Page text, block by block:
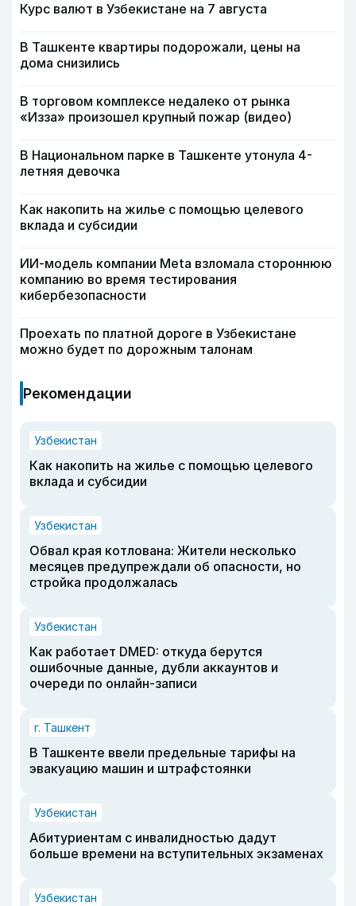
Курс валют в Узбекистане на 7 августа
В Ташкенте квартиры подорожали, цены на
дома снизились
В торговом комплексе недалеко от рынка
«Изза» произошел крупный пожар (видео)
В Национальном парке в Ташкенте утонула 4-
летняя девочка
Как накопить на жилье с помощью целевого
вклада и субсидии
ИИ-модель компании Meta взломала стороннюю
компанию во время тестирования
кибербезопасности
Проехать по платной дороге в Узбекистане
можно будет по дорожным талонам
Рекомендации
Узбекистан
Как накопить на жилье с помощью целевого
вклада и субсидии
Узбекистан
Обвал края котлована: Жители несколько
месяцев предупреждали об опасности, но
стройка продолжалась
Узбекистан
Как работает DMED: откуда берутся
ошибочные данные, дубли аккаунтов и
очереди по онлайн-записи
г. Ташкент
В Ташкенте ввели предельные тарифы на
эвакуацию машин и штрафстоянки
Узбекистан
Абитуриентам с инвалидностью дадут
больше времени на вступительных экзаменах
Узбекистан